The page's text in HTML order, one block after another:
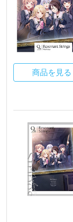
商品を見る